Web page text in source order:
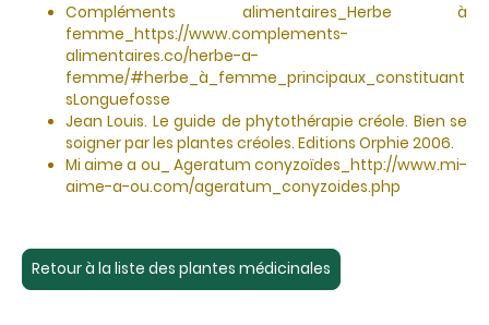
Compléments alimentaires_Herbe à
femme_https://www.complements-
alimentaires.co/herbe-a-
femme/#herbe_à_femme_principaux_constituant
sLonguefosse
Jean Louis. Le guide de phytothérapie créole. Bien se
soigner par les plantes créoles. Editions Orphie 2006.
Mi aime a ou_ Ageratum conyzoïdes_http://www.mi-
aime-a-ou.com/ageratum_conyzoides.php
Retour à la liste des plantes médicinales